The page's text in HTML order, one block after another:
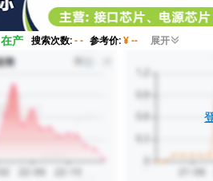
在产 搜索次数:- - 参考价:¥ -- 展开